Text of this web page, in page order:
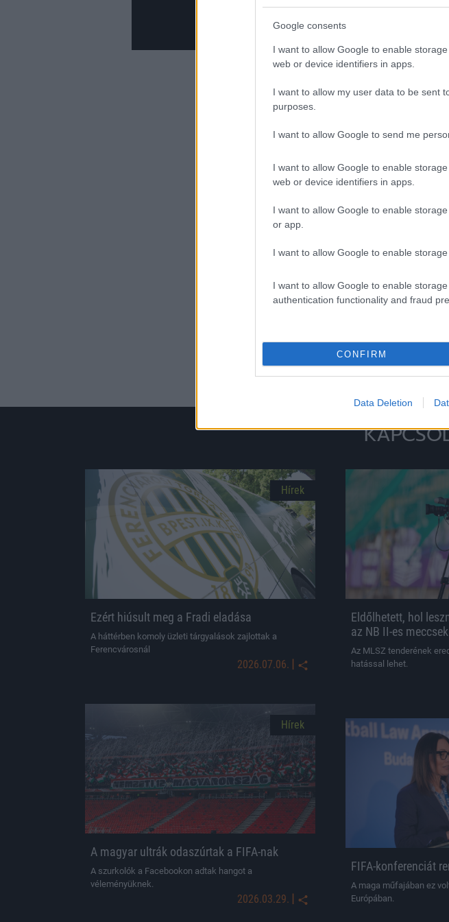
Google consents
I want to allow Google to enable
web or device identifiers in apps.
I want to allow my user data to be sent
purposes.
I want to allow Google to send me
I want to allow Google to enable
web or device identifiers in apps.
I want to allow Google to enable
or app.
I want to allow Google to enable
I want to allow Google to enable
authentication functionality and fraud
CONFIRM
Data Deletion
Az nb1.hu-lista: Hemingway
Loaded:
Hírek
Ezért hiúsult meg a Fradi eladása
A háttérben komoly üzleti tárgyalások zajlottak a
Ferencvárosnál
2026.07.06. |
Eldőlhetett, hol
az NB II-es meccsek
Az MLSZ tenderének
hatással lehet.
Hírek
A magyar ultrák odaszúrtak a FIFA-nak
A szurkolók a Facebookon adtak hangot a
véleményüknek.
2026.03.29. |
FIFA-konferenciát
A maga műfajában ez
Európában.